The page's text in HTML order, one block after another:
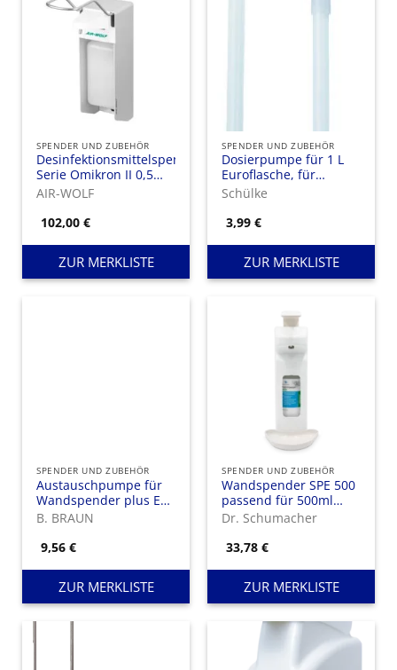
SPENDER UND ZUBEHÖR
Desinfektionsmittelspender
Serie Omikron II 0,5
Liter
AIR-WOLF
102,00€
ZUR MERKLISTE
SPENDER UND ZUBEHÖR
Dosierpumpe für 1 L
Euroflasche, für
Händedesinfektionsmittel,
Cremelotionen
Schülke
3,99€
ZUR MERKLISTE
SPENDER UND ZUBEHÖR
Austauschpumpe für
Wandspender plus ELS
od. E, Kunststoff, 500
B. BRAUN
9,56€
ZUR MERKLISTE
SPENDER UND ZUBEHÖR
Wandspender SPE 500
passend für 500ml
Flaschen
Dr. Schumacher
33,78€
ZUR MERKLISTE